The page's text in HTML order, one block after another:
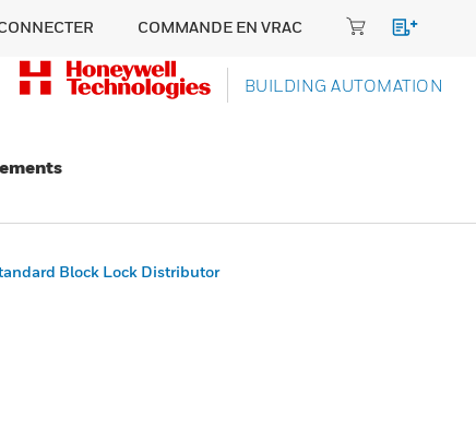
COMMANDE EN VRAC
BUILDING AUTOMATION
Block Lock Distributor